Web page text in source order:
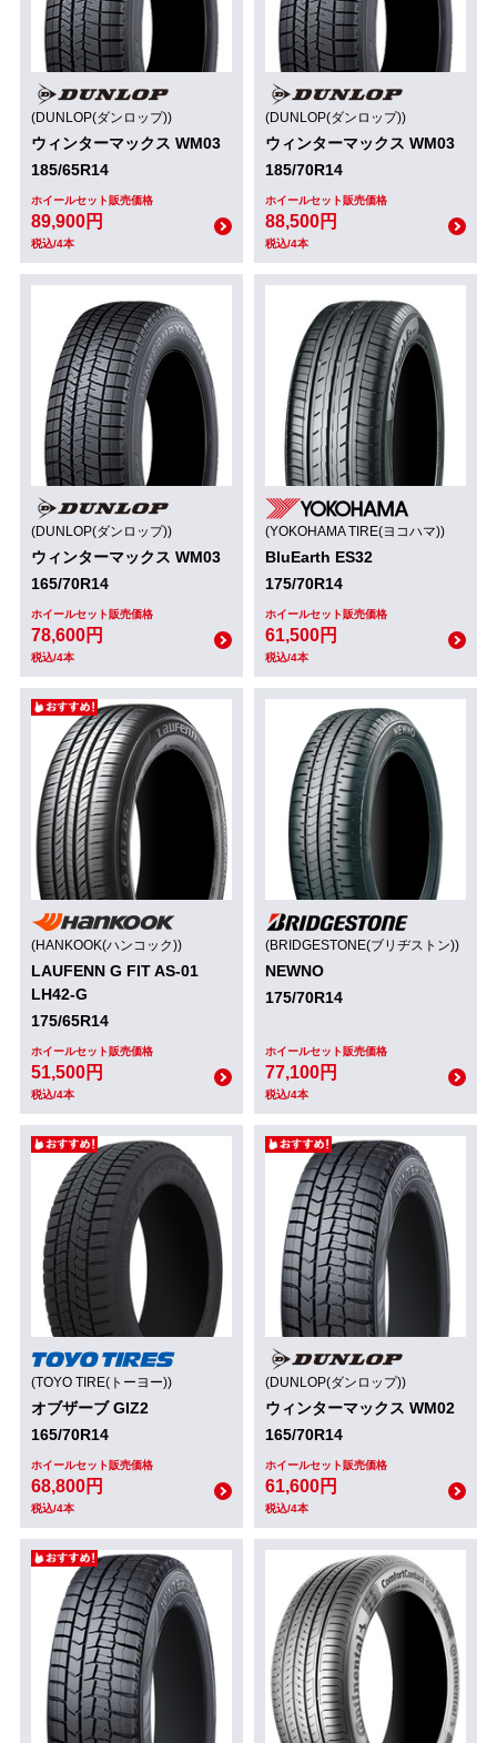
(DUNLOP(ダンロップ))
ウィンターマックス WM03
185/65R14
ホイールセット販売価格
89,900円
税込/4本
(DUNLOP(ダンロップ))
ウィンターマックス WM03
185/70R14
ホイールセット販売価格
88,500円
税込/4本
(DUNLOP(ダンロップ))
ウィンターマックス WM03
165/70R14
ホイールセット販売価格
78,600円
税込/4本
(YOKOHAMA TIRE(ヨコハマ))
BluEarth ES32
175/70R14
ホイールセット販売価格
61,500円
税込/4本
(HANKOOK(ハンコック))
LAUFENN G FIT AS-01
LH42-G
175/65R14
ホイールセット販売価格
51,500円
税込/4本
(BRIDGESTONE(ブリヂストン))
NEWNO
175/70R14
ホイールセット販売価格
77,100円
税込/4本
(TOYO TIRE(トーヨー))
オブザーブ GIZ2
165/70R14
ホイールセット販売価格
68,800円
税込/4本
(DUNLOP(ダンロップ))
ウィンターマックス WM02
165/70R14
ホイールセット販売価格
61,600円
税込/4本